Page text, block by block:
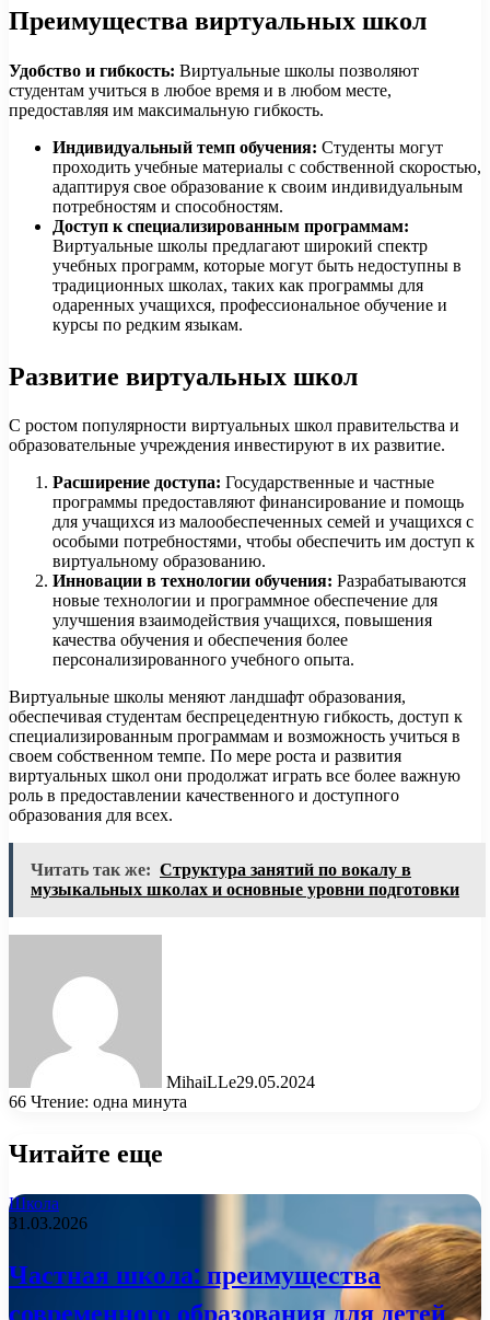
Преимущества виртуальных школ
Удобство и гибкость: Виртуальные школы позволяют
студентам учиться в любое время и в любом месте,
предоставляя им максимальную гибкость.
Индивидуальный темп обучения: Студенты могут
проходить учебные материалы с собственной скоростью,
адаптируя свое образование к своим индивидуальным
потребностям и способностям.
Доступ к специализированным программам:
Виртуальные школы предлагают широкий спектр
учебных программ, которые могут быть недоступны в
традиционных школах, таких как программы для
одаренных учащихся, профессиональное обучение и
курсы по редким языкам.
Развитие виртуальных школ
С ростом популярности виртуальных школ правительства и
образовательные учреждения инвестируют в их развитие.
Расширение доступа: Государственные и частные
программы предоставляют финансирование и помощь
для учащихся из малообеспеченных семей и учащихся с
особыми потребностями, чтобы обеспечить им доступ к
виртуальному образованию.
Инновации в технологии обучения: Разрабатываются
новые технологии и программное обеспечение для
улучшения взаимодействия учащихся, повышения
качества обучения и обеспечения более
персонализированного учебного опыта.
Виртуальные школы меняют ландшафт образования,
обеспечивая студентам беспрецедентную гибкость, доступ к
специализированным программам и возможность учиться в
своем собственном темпе. По мере роста и развития
виртуальных школ они продолжат играть все более важную
роль в предоставлении качественного и доступного
образования для всех.
Читать так же: Структура занятий по вокалу в
музыкальных школах и основные уровни подготовки
MihaiLLe29.05.2024
66 Чтение: одна минута
Читайте еще
Школа
31.03.2026
Частная школа: преимущества